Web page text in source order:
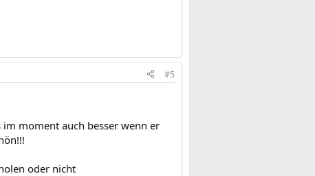
#5
im moment auch besser wenn er
oder nicht